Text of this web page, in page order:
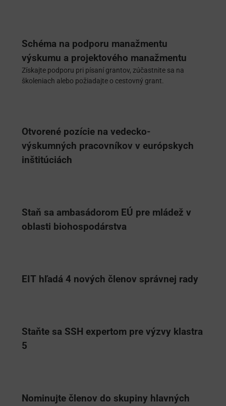
Schéma na podporu manažmentu
výskumu a projektového manažmentu
Získajte podporu pri písaní grantov, zúčastnite sa na
školeniach alebo požiadajte o cestovný grant.
Otvorené pozície na vedecko-
výskumných pracovníkov v európskych
inštitúciách
Staň sa ambasádorom EÚ pre mládež v
oblasti biohospodárstva
EIT hľadá 4 nových členov správnej rady
Staňte sa SSH expertom pre výzvy klastra
5
Nominujte členov do skupiny hlavných